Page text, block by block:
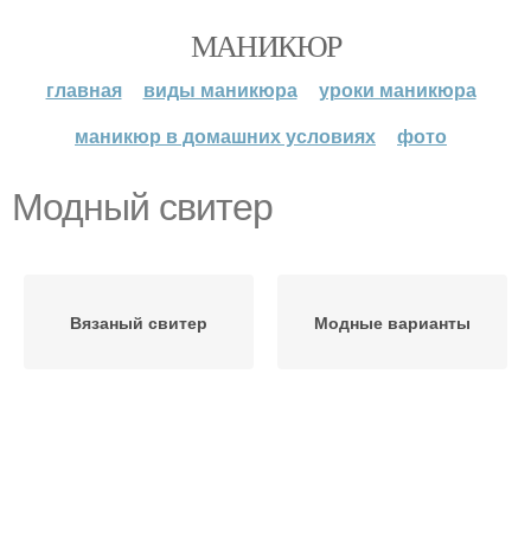
МАНИКЮР
главная виды маникюра
уроки маникюра
маникюр в домашних условиях
фото
Модный свитер
Вязаный свитер Модные варианты